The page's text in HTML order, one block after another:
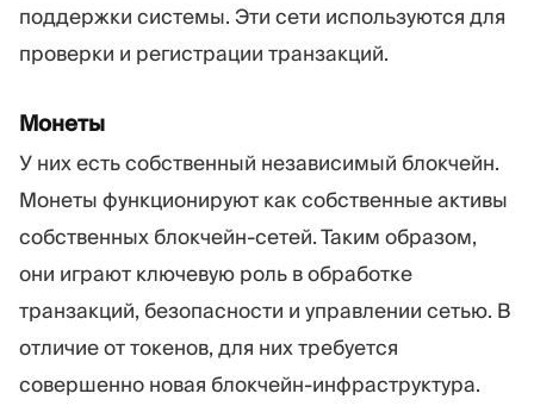
поддержки системы. Эти сети используются для
проверки и регистрации транзакций.
Монеты
У них есть собственный независимый блокчейн.
Монеты функционируют как собственные активы
собственных блокчейн-сетей. Таким образом,
они играют ключевую роль в обработке
транзакций, безопасности и управлении сетью. В
отличие от токенов, для них требуется
совершенно новая блокчейн-инфраструктура.